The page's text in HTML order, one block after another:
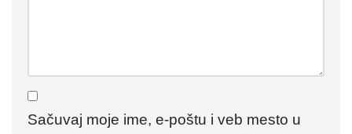
Sačuvaj moje ime, e-poštu i veb mesto u